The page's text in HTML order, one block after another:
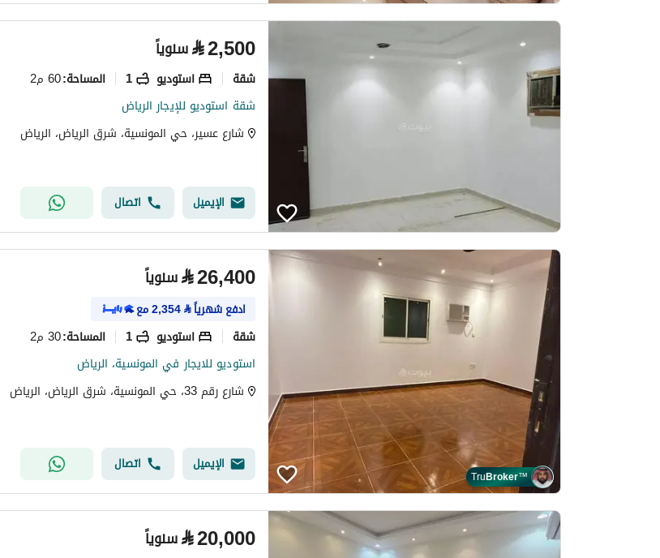
⃁2,500 سنوياً
شقة استوديو 1 المساحة:60 م2
شقة استوديو للإيجار الرياض
شارع عسير، حي المونسية، شرق الرياض، الرياض
الإيميل اتصال
TruBroker™
⃁26,400 سنوياً
ادفع شهرياً⃁
2,354مع
شقة استوديو 1 المساحة:30 م2
استوديو للايجار في المونسية، الرياض
شارع رقم 33، حي المونسية، شرق الرياض، الرياض
الإيميل اتصال
⃁20,000 سنوياً